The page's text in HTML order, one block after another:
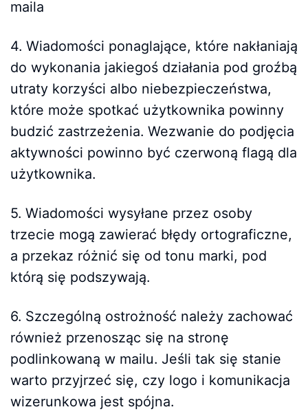
maila
4. Wiadomości ponaglające, które nakłaniają
do wykonania jakiegoś działania pod groźbą
utraty korzyści albo niebezpieczeństwa,
które może spotkać użytkownika powinny
budzić zastrzeżenia. Wezwanie do podjęcia
aktywności powinno być czerwoną flagą dla
użytkownika.
5. Wiadomości wysyłane przez osoby
trzecie mogą zawierać błędy ortograficzne,
a przekaz różnić się od tonu marki, pod
którą się podszywają.
6. Szczególną ostrożność należy zachować
również przenosząc się na stronę
podlinkowaną w mailu. Jeśli tak się stanie
warto przyjrzeć się, czy logo i komunikacja
wizerunkowa jest spójna.